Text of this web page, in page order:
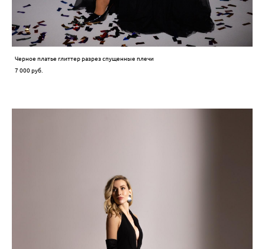
Черное платье глиттер разрез спущенные плечи
7 000 pуб.